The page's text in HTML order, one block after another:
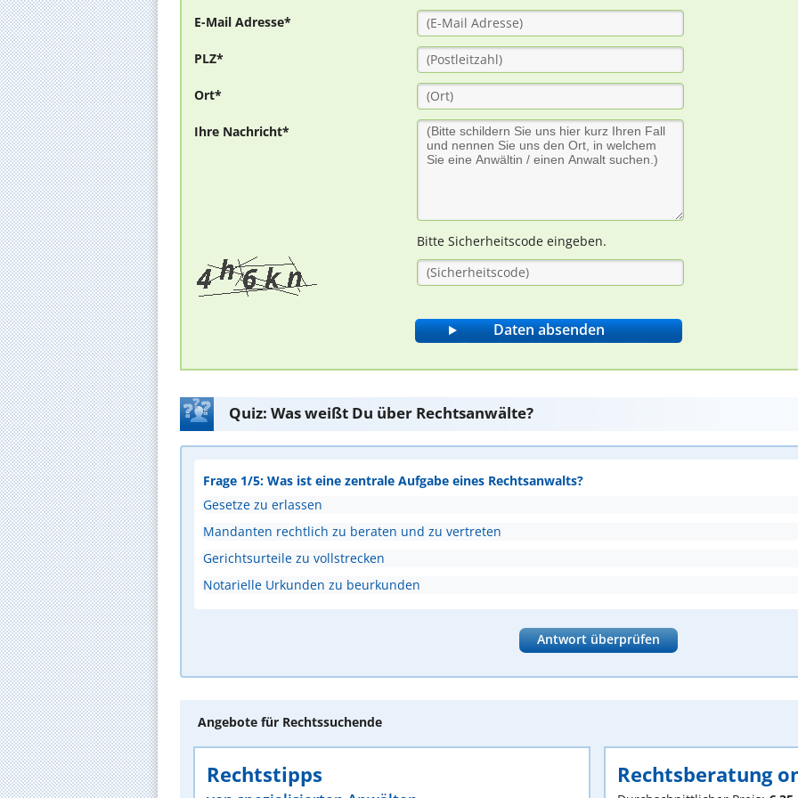
E-Mail Adresse*
PLZ*
Ort*
Ihre Nachricht*
Bitte Sicherheitscode eingeben.
Quiz: Was weißt Du über Rechtsanwälte?
Frage 1/5: Was ist eine zentrale Aufgabe eines Rechtsanwalts?
Gesetze zu erlassen
Mandanten rechtlich zu beraten und zu vertreten
Gerichtsurteile zu vollstrecken
Notarielle Urkunden zu beurkunden
Antwort überprüfen
Angebote für Rechtssuchende
Rechtstipps Rechtsberatung